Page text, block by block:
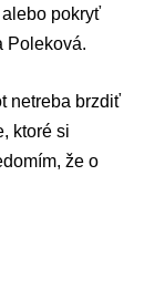
pokryť
Poleková.
netreba brzdiť
ktoré si
že o